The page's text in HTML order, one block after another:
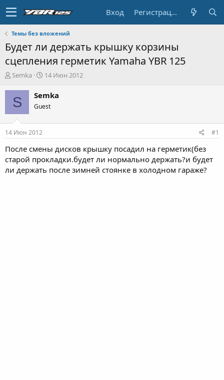
Вход Регистрация
Темы без вложений
Будет ли держать крышку корзины
сцепления герметик Yamaha YBR 125
А
т
о
е
м
ы
Semka
Д
т
н
л
14 Июн 2012
S Semka
Guest
14 Июн 2012 #1
После смены дисков крышку посадил на герметик(без
старой прокладки.будет ли нормально держать?и будет
ли держать после зимней стоянке в холодном гараже?